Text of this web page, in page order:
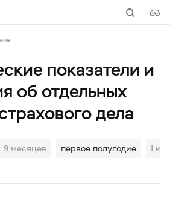
показатели и
об отдельных
дела
9 месяцев первое полугодие I